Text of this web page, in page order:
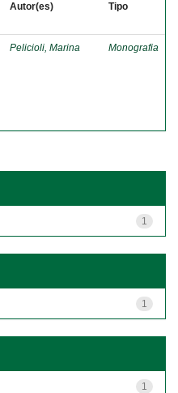
Autor(es) Tipo
Pelicioli, Marina Monografia
1
1
1